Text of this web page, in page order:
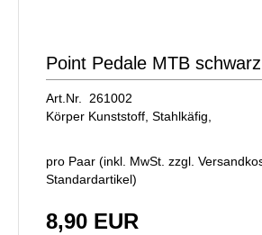
Point Pedale MTB schwarz
Art.Nr. 261002
Körper Kunststoff, Stahlkäfig,
pro Paar (inkl. MwSt. zzgl.
Standardartikel)
8,90 EUR